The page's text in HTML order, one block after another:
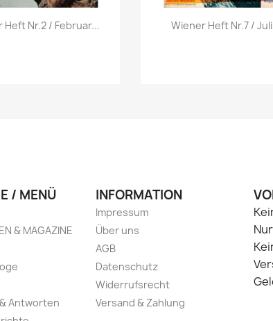
Vorschau
Heft Nr.2 / Februar... Vorschau
Wiener Heft Nr.7 /
/ MENÜ
& MAGAZINE
Antworten
INFORMATION
Impressum
Über uns
AGB
Datenschutz
Widerrufsrecht
Versand & Zahlung